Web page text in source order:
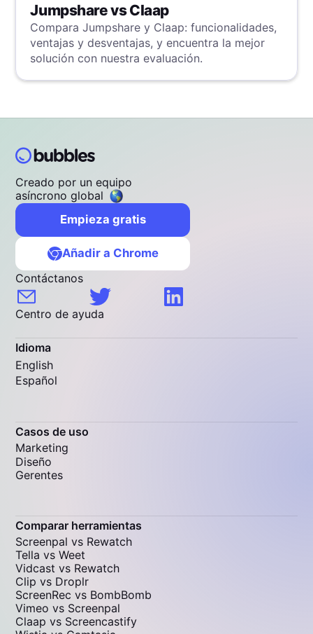
Jumpshare vs Claap
Compara Jumpshare y Claap: funcionalidades,
ventajas y desventajas, y encuentra la mejor
solución con nuestra evaluación.
Creado por un equipo
asíncrono global
Empieza gratis
Añadir a Chrome
Contáctanos
Centro de ayuda
Idioma
English
Español
Casos de uso
Marketing
Diseño
Gerentes
Comparar herramientas
Screenpal vs Rewatch
Tella vs Weet
Vidcast vs Rewatch
Clip vs Droplr
ScreenRec vs BombBomb
Vimeo vs Screenpal
Claap vs Screencastify